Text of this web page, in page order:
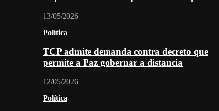
13/05/2026
Política
TCP admite demanda contra decreto que
permite a Paz gobernar a distancia
12/05/2026
Política